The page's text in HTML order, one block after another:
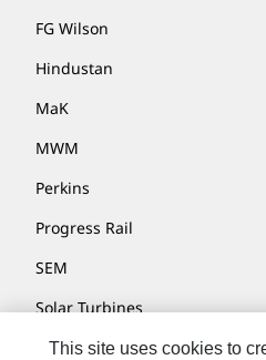
FG Wilson
Hindustan
MaK
MWM
Perkins
Progress Rail
SEM
Solar Turbines
SPM Oil & Gas
This site uses cookies to